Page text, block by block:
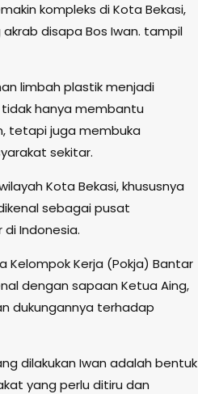
kompleks di Kota Bekasi,
disapa Bos Iwan. tampil
limbah plastik menjadi
hanya membantu
tetapi juga membuka
sekitar.
Kota Bekasi, khususnya
sebagai pusat
Indonesia.
Kelompok Kerja (Pokja) Bantar
dengan sapaan Ketua Aing,
dukungannya terhadap
dilakukan Iwan adalah bentuk
yang perlu ditiru dan